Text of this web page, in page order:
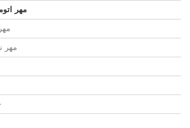
مهر
مهر